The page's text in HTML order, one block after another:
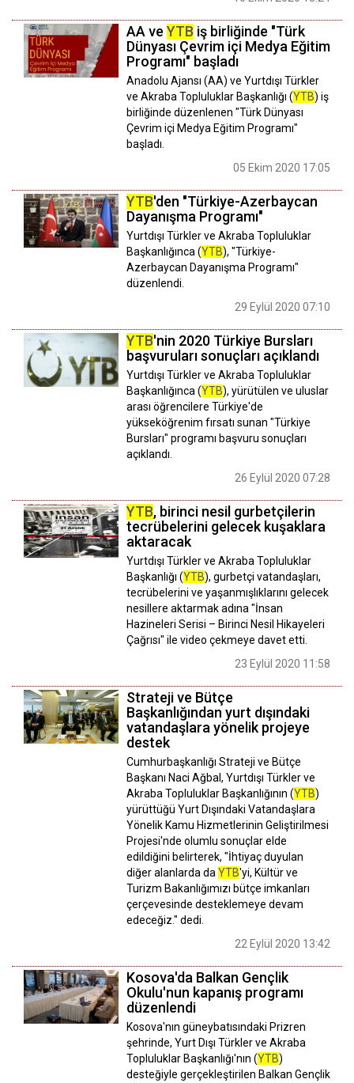
AA ve YTB iş birliğinde "Türk
Dünyası Çevrim içi Medya Eğitim
Programı" başladı
Anadolu Ajansı (AA) ve Yurtdışı Türkler
ve Akraba Topluluklar Başkanlığı (YTB) iş
birliğinde düzenlenen "Türk Dünyası
Çevrim içi Medya Eğitim Programı"
başladı.
05 Ekim 2020 17:05
YTB'den "Türkiye-Azerbaycan
Dayanışma Programı"
Yurtdışı Türkler ve Akraba Topluluklar
Başkanlığınca (YTB), "Türkiye-
Azerbaycan Dayanışma Programı"
düzenlendi.
29 Eylül 2020 07:10
YTB'nin 2020 Türkiye Bursları
başvuruları sonuçları açıklandı
Yurtdışı Türkler ve Akraba Topluluklar
Başkanlığınca (YTB), yürütülen ve uluslar
arası öğrencilere Türkiye'de
yükseköğrenim fırsatı sunan "Türkiye
Bursları" programı başvuru sonuçları
açıklandı.
26 Eylül 2020 07:28
YTB, birinci nesil gurbetçilerin
tecrübelerini gelecek kuşaklara
aktaracak
Yurtdışı Türkler ve Akraba Topluluklar
Başkanlığı (YTB), gurbetçi vatandaşları,
tecrübelerini ve yaşanmışlıklarını gelecek
nesillere aktarmak adına "İnsan
Hazineleri Serisi – Birinci Nesil Hikayeleri
Çağrısı" ile video çekmeye davet etti.
23 Eylül 2020 11:58
Strateji ve Bütçe
Başkanlığından yurt dışındaki
vatandaşlara yönelik projeye
destek
Cumhurbaşkanlığı Strateji ve Bütçe
Başkanı Naci Ağbal, Yurtdışı Türkler ve
Akraba Topluluklar Başkanlığının (YTB)
yürüttüğü Yurt Dışındaki Vatandaşlara
Yönelik Kamu Hizmetlerinin Geliştirilmesi
Projesi'nde olumlu sonuçlar elde
edildiğini belirterek, "İhtiyaç duyulan
diğer alanlarda da YTB'yi, Kültür ve
Turizm Bakanlığımızı bütçe imkanları
çerçevesinde desteklemeye devam
edeceğiz." dedi.
22 Eylül 2020 13:42
Kosova'da Balkan Gençlik
Okulu'nun kapanış programı
düzenlendi
Kosova'nın güneybatısındaki Prizren
şehrinde, Yurt Dışı Türkler ve Akraba
Topluluklar Başkanlığı'nın (YTB)
desteğiyle gerçekleştirilen Balkan Gençlik